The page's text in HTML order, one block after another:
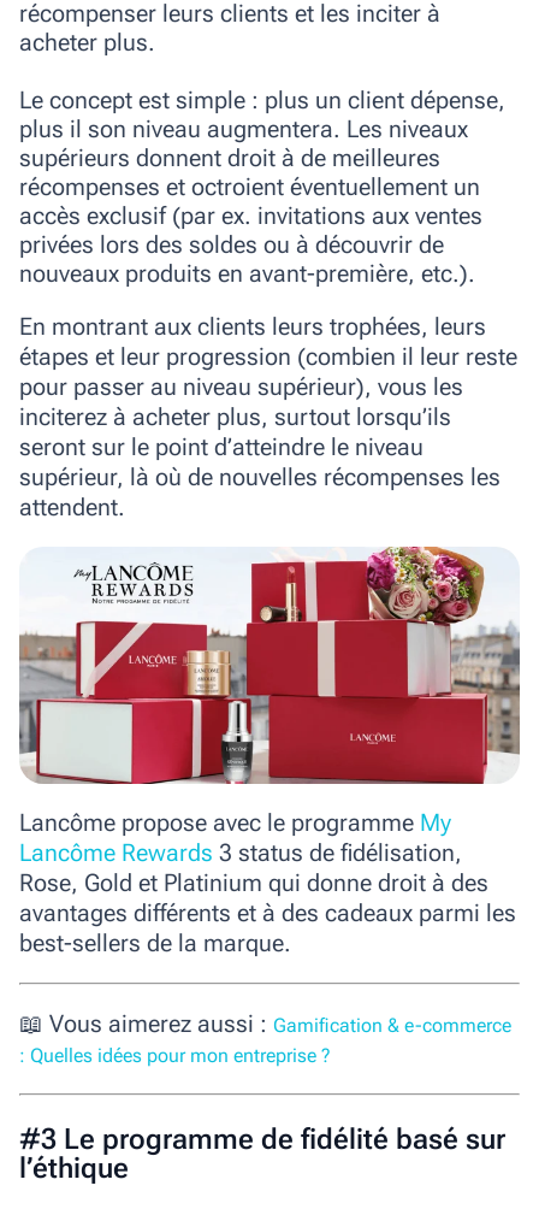
récompenser leurs clients et les inciter à
acheter plus.
Le concept est simple : plus un client dépense,
plus il son niveau augmentera. Les niveaux
supérieurs donnent droit à de meilleures
récompenses et octroient éventuellement un
accès exclusif (par ex. invitations aux ventes
privées lors des soldes ou à découvrir de
nouveaux produits en avant-première, etc.).
En montrant aux clients leurs trophées, leurs
étapes et leur progression (combien il leur reste
pour passer au niveau supérieur), vous les
inciterez à acheter plus, surtout lorsqu’ils
seront sur le point d’atteindre le niveau
supérieur, là où de nouvelles récompenses les
attendent.
Lancôme propose avec le programme My
Lancôme Rewards 3 status de fidélisation,
Rose, Gold et Platinium qui donne droit à des
avantages différents et à des cadeaux parmi les
best-sellers de la marque.
📖 Vous aimerez aussi : Gamification & e-commerce
: Quelles idées pour mon entreprise ?
#3 Le programme de fidélité basé sur
l’éthique